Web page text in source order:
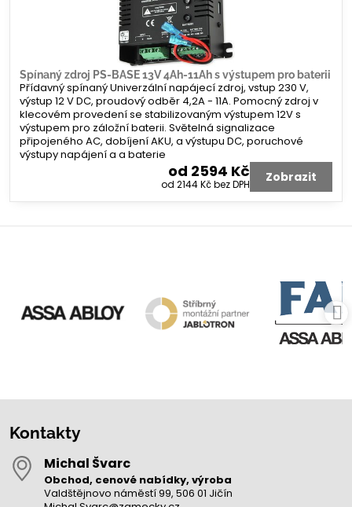
Spínaný zdroj PS-BASE 13V 4Ah-11Ah s výstupem pro baterii
Přídavný spínaný Univerzální napájecí zdroj, vstup 230 V,
výstup 12 V DC, proudový odběr 4,2A - 11A. Pomocný zdroj v
klecovém provedení se stabilizovaným výstupem 12V s
výstupem pro záložní baterii. Světelná signalizace
připojeného AC, dobíjení AKU, a výstupu DC, poruchové
výstupy napájení a a baterie
od 2594 Kč
od 2144 Kčbez DPH Zobrazit
Kontakty
Michal Švarc
Obchod, cenové nabídky, výroba
Valdštějnovo náměstí 99, 506 01 Jičín